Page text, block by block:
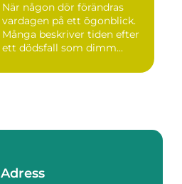
När någon dör förändras
vardagen på ett ögonblick.
Många beskriver tiden efter
ett dödsfall som dimm...
Adress